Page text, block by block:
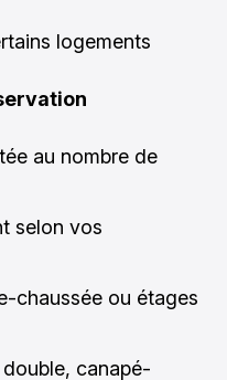
logements
au nombre de
selon vos
chaussée ou étages
canapé-